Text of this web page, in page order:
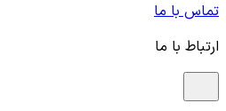
تماس با ما
ارتباط با ما